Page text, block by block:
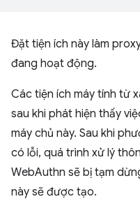
Đặt tiện ích này làm
đang hoạt động.
Các tiện ích máy tính từ
sau khi phát hiện thấy
máy chủ này. Sau khi
có lỗi, quá trình xử lý
WebAuthn sẽ bị tạm
này sẽ được tạo.